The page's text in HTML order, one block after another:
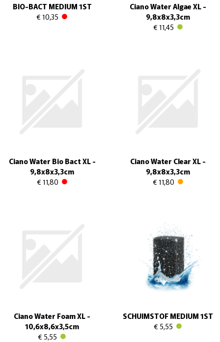
BIO-BACT MEDIUM 1ST
€ 10,35
Ciano Water Algae XL -
9,8x8x3,3cm
€ 11,45
Ciano Water Bio Bact XL -
9,8x8x3,3cm
€ 11,80
Ciano Water Clear XL -
9,8x8x3,3cm
€ 11,80
Ciano Water Foam XL -
10,6x8,6x3,5cm
€ 5,55
SCHUIMSTOF MEDIUM 1ST
€ 5,55